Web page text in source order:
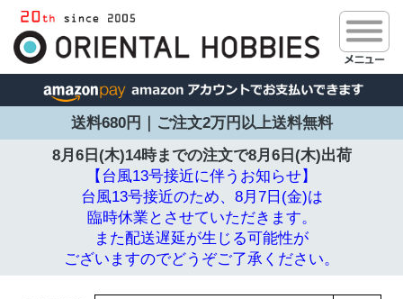
送料680円｜ご注文2万円以上送料無料
8月6日(木)14時までの注文で8月6日(木)出荷
【台風13号接近に伴うお知らせ】
台風13号接近のため、8月7日(金)は
臨時休業とさせていただきます。
また配送遅延が生じる可能性が
ございますのでどうぞご了承ください。